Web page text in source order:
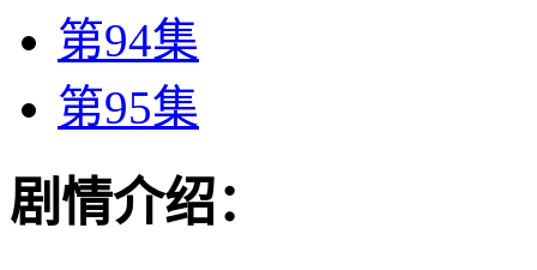
第94集
第95集
剧情介绍：